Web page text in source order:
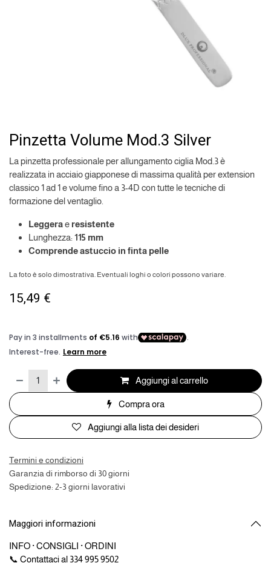
Pinzetta Volume Mod.3 Silver
La pinzetta professionale per allungamento ciglia Mod.3 è
realizzata in acciaio giapponese di massima qualità per extension
classico 1 ad 1 e volume fino a 3-4D con tutte le tecniche di
formazione del ventaglio.
Leggerae resistente
Lunghezza: 115 mm
Comprende astuccio in finta pelle
La foto è solo dimostrativa. Eventuali loghi o colori possono variare.
15,49 €
Aggiungi al carrello
Compra ora
Aggiungi alla lista dei desideri
Termini e condizioni
Garanzia di rimborso di 30 giorni
Spedizione: 2-3 giorni lavorativi
Maggiori informazioni
INFO · CONSIGLI · ORDINI
📞 Contattaci al 334 995 9502